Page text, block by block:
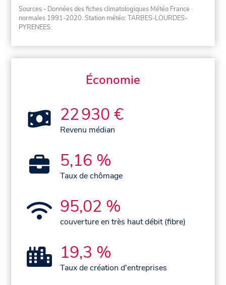
Sources - Données des fiches climatologiques Météo France ·
normales 1991-2020. Station météo: TARBES-LOURDES-
PYRENEES.
Économie
22 930 €
Revenu médian
5,16 %
Taux de chômage
95,02 %
couverture en très haut débit (fibre)
19,3 %
Taux de création d'entreprises